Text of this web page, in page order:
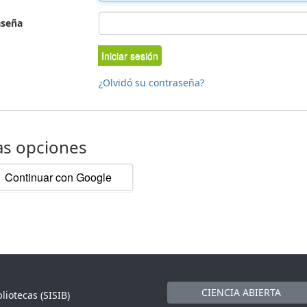
Iniciar sesión
¿Olvidó su contraseña?
opciones
Continuar con Google
(SISIB) CIENCIA ABIERTA